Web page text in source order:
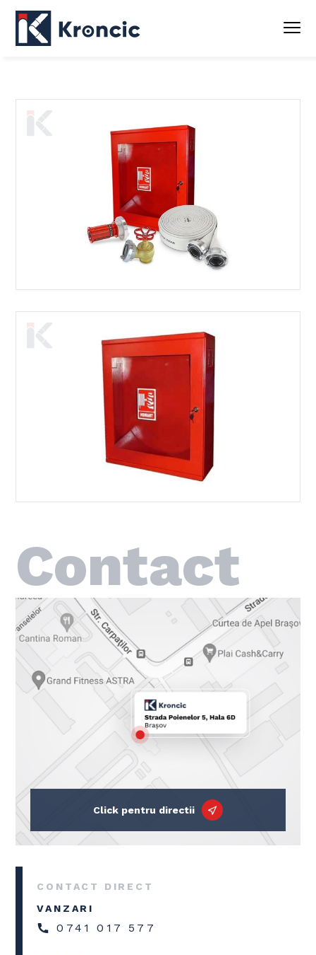
Contact
Click pentru directii
CONTACT DIRECT
VANZARI
0741 017 577